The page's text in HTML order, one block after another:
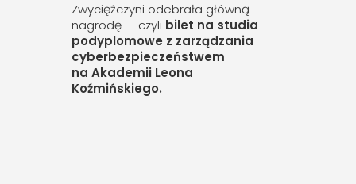
Zwyciężczyni odebrała główną
nagrodę — czyli bilet na studia
podyplomowe z zarządzania
cyberbezpieczeństwem
na Akademii Leona
Koźmińskiego.